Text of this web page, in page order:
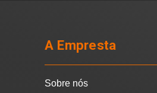
A Empresta
Sobre nós